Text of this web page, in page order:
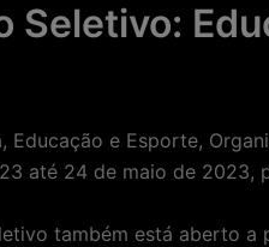
Seletivo:
Educação e Esporte,
até 24 de maio de 2023,
também está aberto a